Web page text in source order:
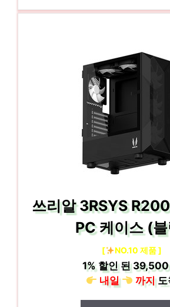
쓰리알 3RSYS
PC 케이스 (
[ NO.10 제품 ]
1%할인 된39,500
내일
까지도